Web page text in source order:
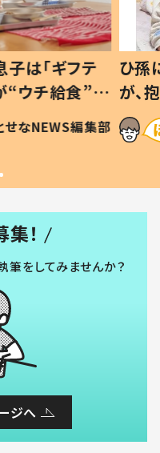
は「ギフテ
ウチ給食”を
#令和の親
せなNEWS編集部
ひ孫
が、抱
「涙
い」
！
筆をしてみませんか？
ジへ